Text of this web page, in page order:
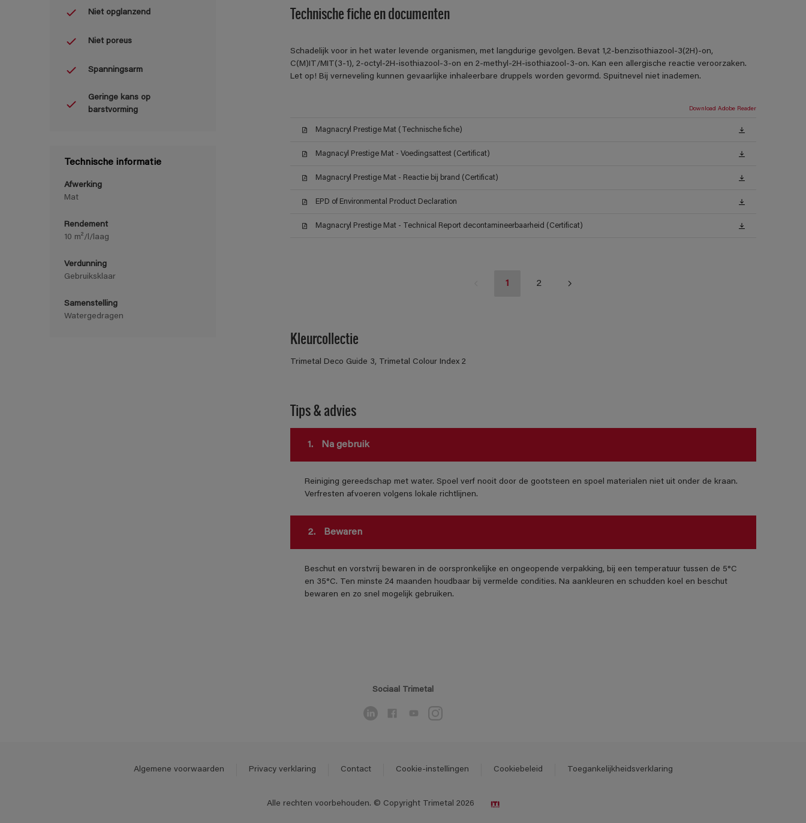
Niet opglanzend
Niet poreus
Spanningsarm
Geringe kans op
barstvorming
Technische informatie
Afwerking
Mat
Rendement
10 m²/l/laag
Verdunning
Gebruiksklaar
Samenstelling
Watergedragen
Technische fiche en documenten
Schadelijk voor in het water levende organismen, met langdurige gevolgen. Bevat 1,2-benzisothiazool-3(2H)-on,
C(M)IT/MIT(3-1), 2-octyl-2H-isothiazool-3-on en 2-methyl-2H-isothiazool-3-on. Kan een allergische reactie veroorzaken.
Let op! Bij verneveling kunnen gevaarlijke inhaleerbare druppels worden gevormd. Spuitnevel niet inademen.
Download Adobe Reader
Magnacryl Prestige Mat (Technische fiche)
Magnacyl Prestige Mat - Voedingsattest (Certificat)
Magnacryl Prestige Mat - Reactie bij brand (Certificat)
EPD of Environmental Product Declaration
Magnacryl Prestige Mat - Technical Report decontamineerbaarheid (Certificat)
1 2
Kleurcollectie
Trimetal Deco Guide 3, Trimetal Colour Index 2
Tips & advies
1. Na gebruik
Reiniging gereedschap met water. Spoel verf nooit door de gootsteen en spoel materialen niet uit onder de kraan.
Verfresten afvoeren volgens lokale richtlijnen.
2. Bewaren
Beschut en vorstvrij bewaren in de oorspronkelijke en ongeopende verpakking, bij een temperatuur tussen de 5°C
en 35°C. Ten minste 24 maanden houdbaar bij vermelde condities. Na aankleuren en schudden koel en beschut
bewaren en zo snel mogelijk gebruiken.
Sociaal Trimetal
Algemene voorwaarden Privacy verklaring Contact Cookie-instellingen Cookiebeleid Toegankelijkheidsverklaring
Alle rechten voorbehouden. © Copyright Trimetal 2026